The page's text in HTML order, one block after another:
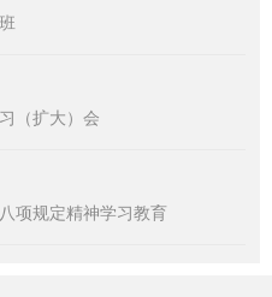
（扩大）会
项规定精神学习教育